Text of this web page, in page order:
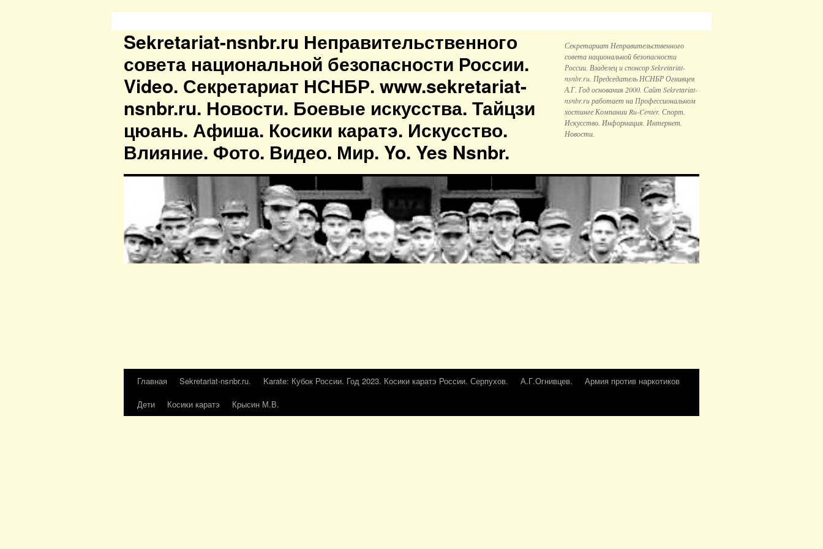
Sekretariat-nsnbr.ru Неправительственного
совета национальной безопасности России.
Video. Секретариат НСНБР. www.sekretariat-
nsnbr.ru. Новости. Боевые искусства. Тайцзи
цюань. Афиша. Косики каратэ. Искусство.
Влияние. Фото. Видео. Мир. Yo. Yes Nsnbr.
Секретариат Неправительственного
совета национальной безопаcности
России. Владелец и спонсор Sekretariat-
nsnbr.ru. Председатель НСНБР Огнивцев
А.Г. Год основания 2000. Сайт Sekretariat-
nsnbr.ru работает на Профессиональном
хостинге Компании Ru-Center. Спорт.
Искусство. Информация. Интернет.
Новости.
Главная Sekretariat-nsnbr.ru. Karate: Кубок России. Год 2023. Косики каратэ России. Серпухов. А.Г.Огнивцев.
Армия против наркотиков
Дети
Косики каратэ Крысин М.В.